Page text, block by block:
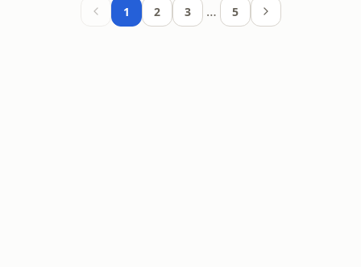
1 2 3 … 5